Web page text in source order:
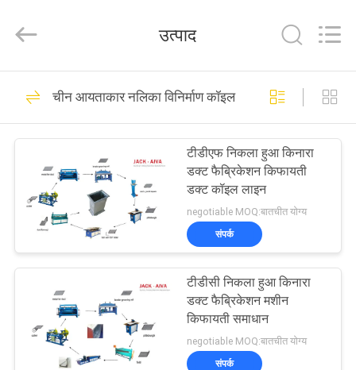
उत्पाद
बारे
कारखाने
MACHINERY
Rights
नलिका बनाने की मशीनें
14
एच.वी.ए.सी. डिमपर बनाने
की मशीनें
12
उत्पाद
चीन आयताकार नलिका विनिर्माण कॉइल लाइन
टीडीएफ निकला हुआ किनारा
डक्ट फैब्रिकेशन किफायती
डक्ट कॉइल लाइन
negotiable MOQ:बातचीत योग्य
संपर्क
टीडीसी निकला हुआ किनारा
डक्ट फैब्रिकेशन मशीन
किफायती समाधान
negotiable MOQ:बातचीत योग्य
संपर्क